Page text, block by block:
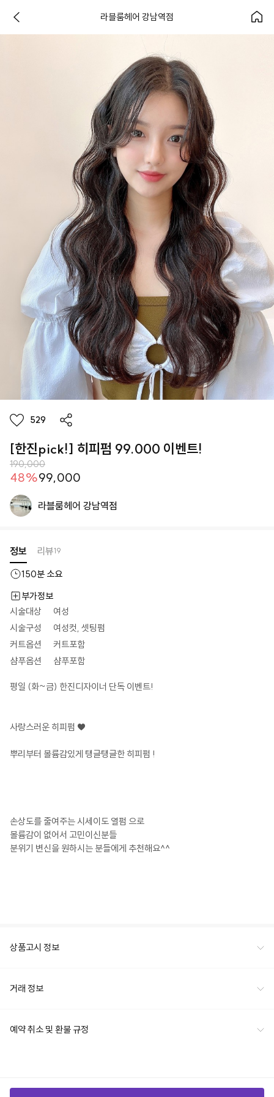
라블룸헤어 강남역점
529
[한진pick!] 히피펌 99.000 이벤트!
190,000
48%99,000
라블룸헤어 강남역점
정보 리뷰19
150분 소요
부가정보
시술대상
여성
시술구성
여성컷, 셋팅펌
커트옵션
커트포함
샴푸옵션
샴푸포함
평일 (화~금) 한진디자이너 단독 이벤트!
사랑스러운 히피펌 ♥
뿌리부터 볼륨감있게 탱글탱글한 히피펌 !
손상도를 줄여주는 시세이도 열펌 으로
볼륨감이 없어서 고민이신분들
분위기 변신을 원하시는 분들에게 추천해요^^
상품고시 정보
거래 정보
예약 취소 및 환불 규정